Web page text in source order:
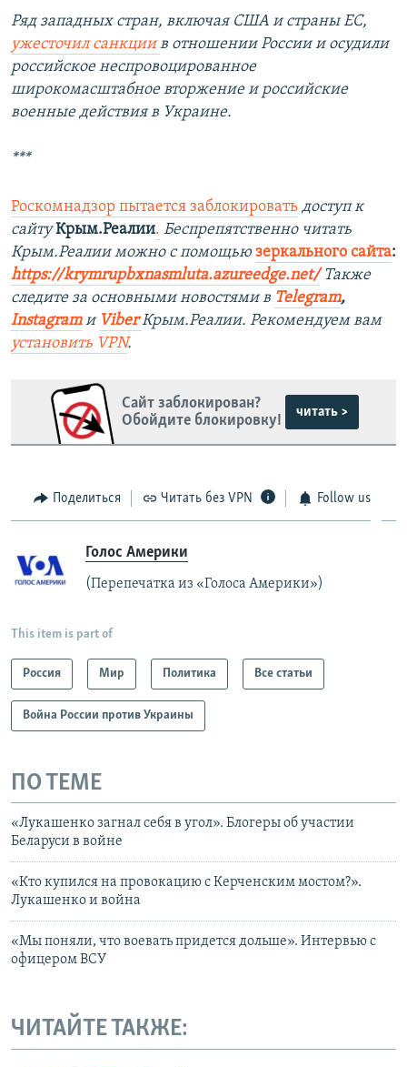
Ряд западных стран, включая США и страны ЕС,
ужесточил санкциив отношении России и осудили
российское неспровоцированное
широкомасштабное вторжение и российские
военные действия в Украине.
***
Роскомнадзор пытается заблокировать доступ к
сайтуКрым.Реалии. Беспрепятственно читать
Крым.Реалии можно с помощью зеркального сайта:
https://krymrupbxnasmluta.azureedge.net/ Также
следите за основными новостями в Telegram,
Instagram и ViberКрым.Реалии. Рекомендуем вам
установить VPN.
Сайт заблокирован?
Обойдите блокировку!
читать >
Поделиться Читать без VPN Follow us
Голос Америки
(Перепечатка из «Голоса Америки»)
This item is part of
Россия Мир Политика Все статьи
Война России против Украины
ПО ТЕМЕ
«Лукашенко загнал себя в угол». Блогеры об участии
Беларуси в войне
«Кто купился на провокацию с Керченским мостом?».
Лукашенко и война
«Мы поняли, что воевать придется дольше». Интервью с
офицером ВСУ
ЧИТАЙТЕ ТАКЖЕ: